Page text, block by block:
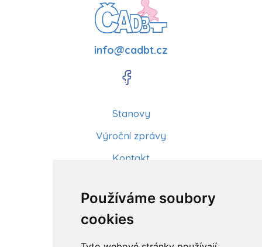
Používáme soubory
cookies
info@cadbt.cz
Stanovy
Výroční zprávy
Kontakt
Články
Kurzy a workshopy